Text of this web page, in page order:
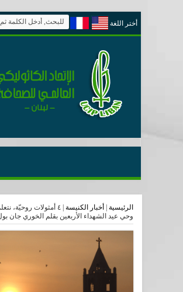
أختر اللغة
الرئيسية أخبار الكنيسة |
٤ أمثولات روحيّة،
وحي عيد الشهداء الأربعين بقلم الخوري جان